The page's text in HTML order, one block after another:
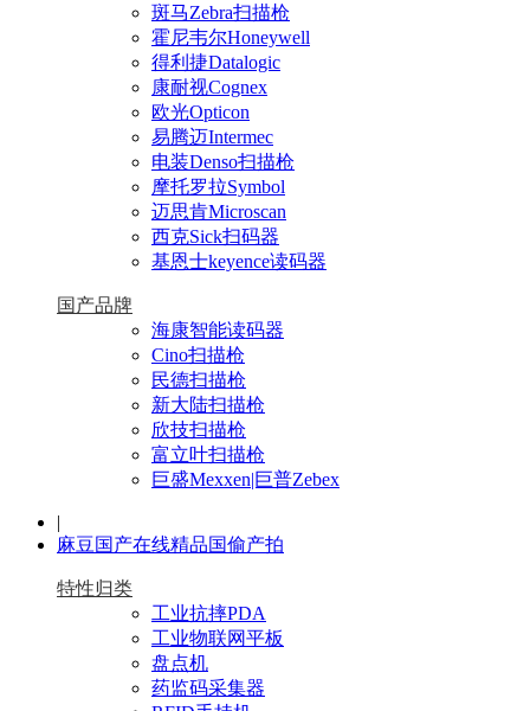
斑马Zebra扫描枪
霍尼韦尔Honeywell
得利捷Datalogic
康耐视Cognex
欧光Opticon
易腾迈Intermec
电装Denso扫描枪
摩托罗拉Symbol
迈思肯Microscan
西克Sick扫码器
基恩士keyence读码器
国产品牌
海康智能读码器
Cino扫描枪
民德扫描枪
新大陆扫描枪
欣技扫描枪
富立叶扫描枪
巨盛Mexxen|巨普Zebex
|
麻豆国产在线精品国偷产拍
特性归类
工业抗摔PDA
工业物联网平板
盘点机
药监码采集器